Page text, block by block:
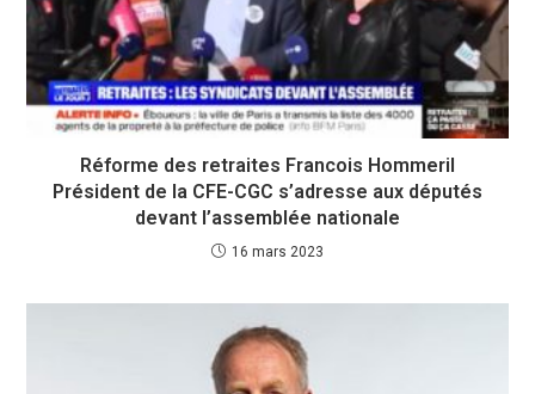
Réforme des retraites Francois Hommeril
Président de la CFE-CGC s’adresse aux députés
devant l’assemblée nationale
16 mars 2023